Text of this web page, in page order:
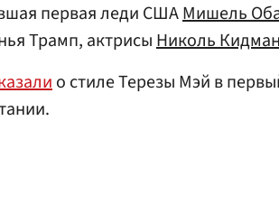
первая леди СШАМишель
Трамп, актрисыНиколь
о стиле Терезы Мэй в